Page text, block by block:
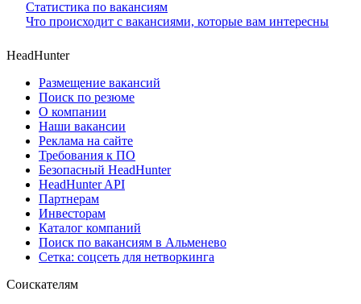
Статистика по вакансиям
Что происходит с вакансиями, которые вам интересны
HeadHunter
Размещение вакансий
Поиск по резюме
О компании
Наши вакансии
Реклама на сайте
Требования к ПО
Безопасный HeadHunter
HeadHunter API
Партнерам
Инвесторам
Каталог компаний
Поиск по вакансиям в Альменево
Сетка: соцсеть для нетворкинга
Соискателям